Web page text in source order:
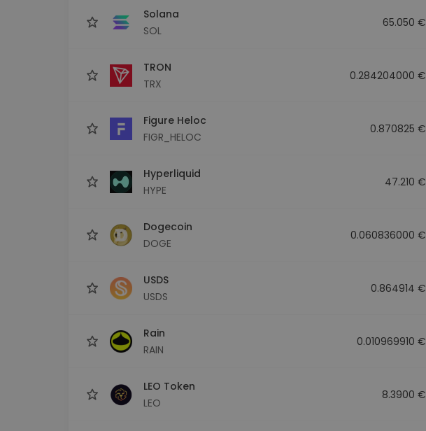
Solana
SOL
65.050 €
TRON
TRX
0.284204000 €
Figure Heloc
FIGR_HELOC
0.870825 €
Hyperliquid
HYPE
47.210 €
Dogecoin
DOGE
0.060836000 €
USDS
USDS
0.864914 €
Rain
RAIN
0.010969910 €
LEO Token
LEO
8.3900 €